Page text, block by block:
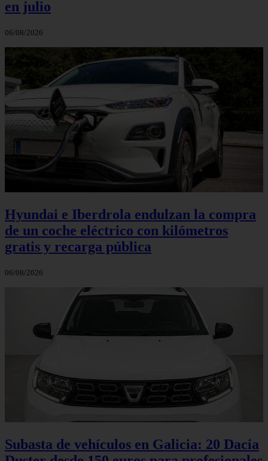
en julio
06/08/2026
Hyundai e Iberdrola endulzan la compra
de un coche eléctrico con kilómetros
gratis y recarga pública
06/08/2026
Subasta de vehículos en Galicia: 20 Dacia